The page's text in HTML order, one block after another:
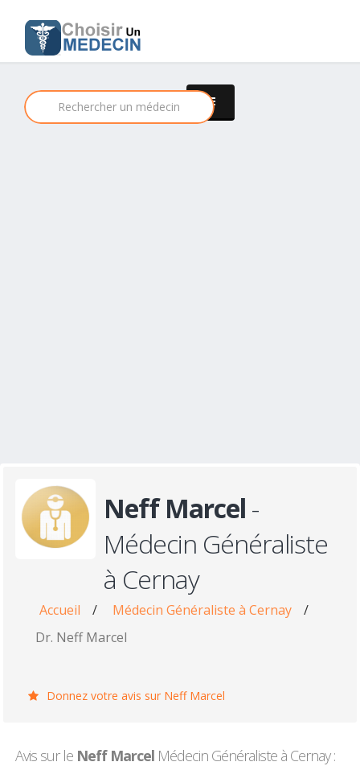
Neff Marcel -
Médecin Généraliste
à Cernay
Accueil / Médecin Généraliste à Cernay
/
Dr. Neff Marcel
Donnez votre avis sur Neff Marcel
Avis sur le Neff Marcel Médecin Généraliste à Cernay :